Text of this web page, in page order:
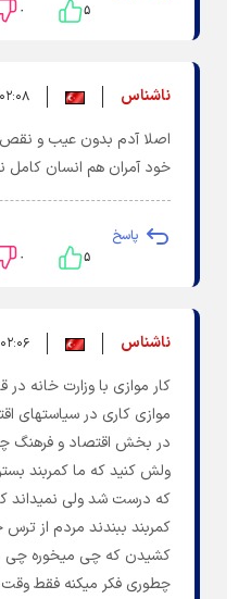
۵ ۰
ناشناس ۰۲:۰۸ - ۱۳۹۶/۰۸/۲۵
اصلا آدم بدون عیب و نقص
خود آمران هم انسان کامل
پاسخ
۵ ۰
ناشناس ۰۲:۰۶ - ۱۳۹۶/۰۸/۲۵
کار موازی با وزارت خانه در
موازی کاری در سیاستهای
در بخش اقتصاد و فرهنگ
ولش کنید که ما کمربند
که درست شد ولی
کمربند ببندند مردم از
کشیدن که چی میخوره چی
چطوری فکر میکنه فقط